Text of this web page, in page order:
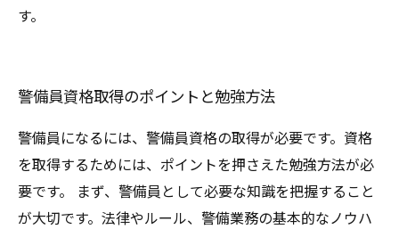
す。
警備員資格取得のポイントと勉強方法
警備員になるには、警備員資格の取得が必要です。資格
を取得するためには、ポイントを押さえた勉強方法が必
要です。 まず、警備員として必要な知識を把握すること
が大切です。法律やルール、警備業務の基本的なノウハ